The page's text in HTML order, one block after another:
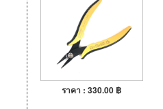
ราคา : 330.00 ฿